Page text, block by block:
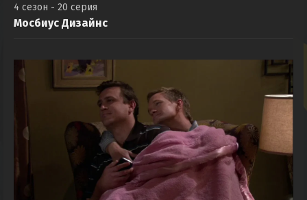
4 сезон - 20 серия
Мосбиус Дизайнс